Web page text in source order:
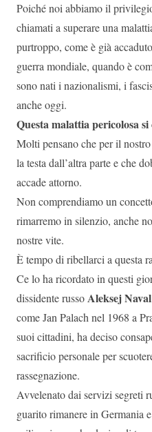
Poiché noi abbiamo il
chiamati a superare una
purtroppo, come è già
guerra mondiale, quando è
sono nati i nazionalismi, i
anche oggi.
Questa malattia pericolosa
Molti pensano che per il
la testa dall’altra parte e che
accade attorno.
Non comprendiamo un
rimarremo in silenzio, anche
nostre vite.
È tempo di ribellarci a questa
Ce lo ha ricordato in questi
dissidente russoAleksej
come Jan Palach nel 1968 a
suoi cittadini, ha deciso
sacrificio personale per
rassegnazione.
Avvelenato dai servizi segreti
guarito rimanere in Germania